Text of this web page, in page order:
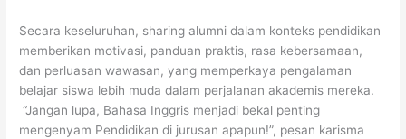
Secara keseluruhan, sharing alumni dalam konteks pendidikan
memberikan motivasi, panduan praktis, rasa kebersamaan,
dan perluasan wawasan, yang memperkaya pengalaman
belajar siswa lebih muda dalam perjalanan akademis mereka.
“Jangan lupa, Bahasa Inggris menjadi bekal penting
mengenyam Pendidikan di jurusan apapun!”, pesan karisma